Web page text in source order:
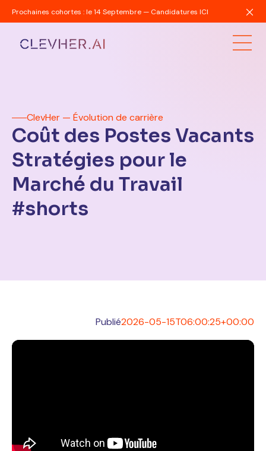
Prochaines cohortes : le 14 Septembre — Candidatures ICI
ClevHer — Évolution de carrière
Coût des Postes Vacants
Stratégies pour le
Marché du Travail
#shorts
Publié2026-05-15T06:00:25+00:00